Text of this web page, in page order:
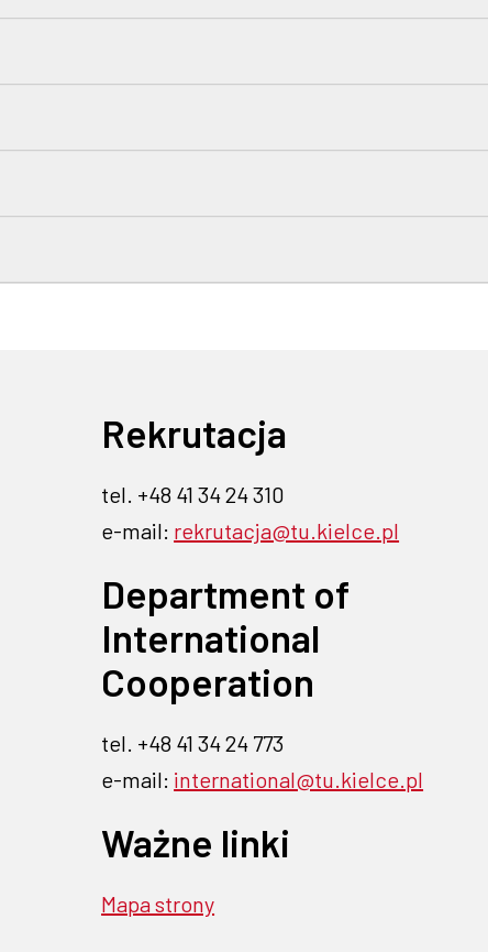
się w nowej karcie
na stronę EPUAP- link otwiera się w nowej karcie
- link otwiera się w nowej karcie
Facebook - link otwiera się w nowej karcie
na Instagramie - link otwiera się w nowej karcie
profilu na Linkedin - link otwiera się w nowej karcie
Rekrutacja
tel. +48 41 34 24 310
e-mail: rekrutacja@tu.kielce.pl
Department of
International
Cooperation
tel. +48 41 34 24 773
e-mail: international@tu.kielce.pl
Ważne linki
Mapa strony